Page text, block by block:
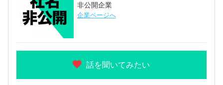
非公開企業
企業ページへ
話を聞いてみたい